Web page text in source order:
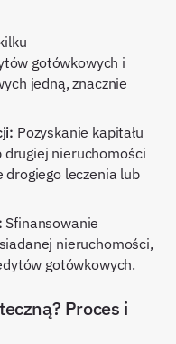
gotówkowych i
jedną, znacznie
Pozyskanie kapitału
nieruchomości
drogiego leczenia lub
Sfinansowanie
nieruchomości,
gotówkowych.
Proces i